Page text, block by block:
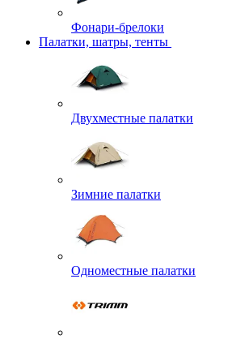
Фонари-брелоки
Палатки, шатры, тенты
Двухместные палатки
Зимние палатки
Одноместные палатки